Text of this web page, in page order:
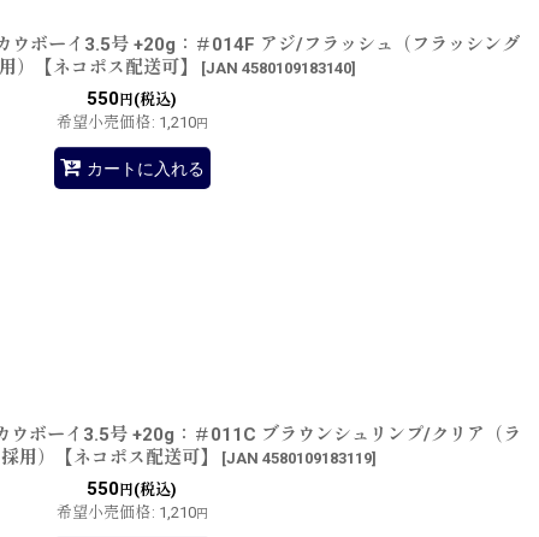
ウボーイ3.5号 +20g：＃014F アジ/フラッシュ（フラッシング
）【ネコポス配送可】
[JAN 4580109183140]
550 円(税込)
希望小売価格: 1,210円
カートに入れる
ウボーイ3.5号 +20g：＃011C ブラウンシュリンプ/クリア（ラ
用）【ネコポス配送可】
[JAN 4580109183119]
550 円(税込)
希望小売価格: 1,210円